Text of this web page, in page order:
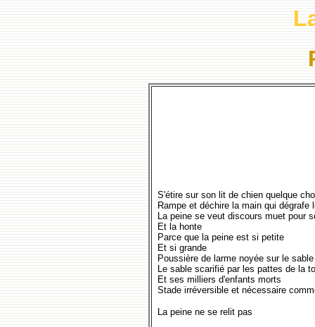
S'étire sur son lit de chien quelque
Rampe et déchire la main qui dégrafe
La peine se veut discours muet pour
Et la honte
Parce que la peine est si petite
Et si grande
Poussière de larme noyée sur le sable
Le sable scarifié par les pattes de la
Et ses milliers d'enfants morts
Stade irréversible et nécessaire
La peine ne se relit pas